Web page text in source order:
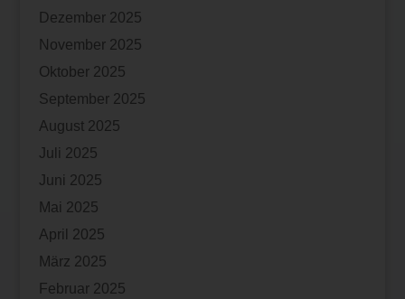
Dezember 2025
November 2025
Oktober 2025
September 2025
August 2025
Juli 2025
Juni 2025
Mai 2025
April 2025
März 2025
Februar 2025